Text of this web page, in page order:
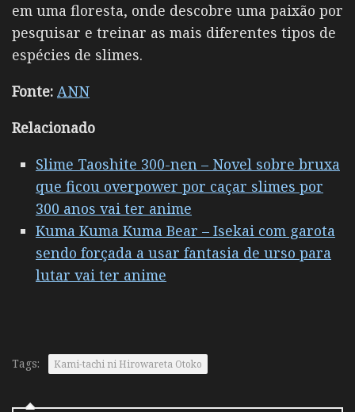
em uma floresta, onde descobre uma paixão por
pesquisar e treinar as mais diferentes tipos de
espécies de slimes.
Fonte: ANN
Relacionado
Slime Taoshite 300-nen – Novel sobre bruxa
que ficou overpower por caçar slimes por
300 anos vai ter anime
Kuma Kuma Kuma Bear – Isekai com garota
sendo forçada a usar fantasia de urso para
lutar vai ter anime
Tags: Kami-tachi ni Hirowareta Otoko